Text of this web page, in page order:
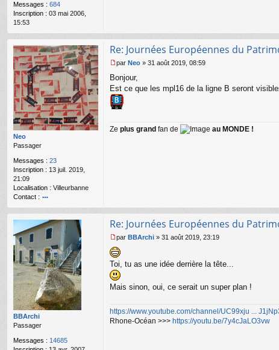
Messages : 684
Inscription : 03 mai 2006,
15:53
l
Neo
Passager
Messages : 23
Inscription : 13 juil. 2019,
21:09
Localisation : Villeurbanne
Contact :
o
ac
r
N
e
o
Re: Journées Européennes du
e
s
s
a
n
par Neo » 31 août 2019, 08:59
Bonjour,
Est ce que les mpl16 de la ligne B seront
Ze plus grand fan de au MONDE !
BBArchi
Passager
Messages : 14685
Re: Journées Européennes du
e
s
s
a
g
n
o
n
par BBArchi » 31 août 2019, 23:19
Toi, tu as une idée derrière la tête...
Mais sinon, oui, ce serait un super plan !
https://www.youtube.com/channel/UC99xju ...
Rhone-Océan >>> https://youtu.be/7y4cJaLO3vw